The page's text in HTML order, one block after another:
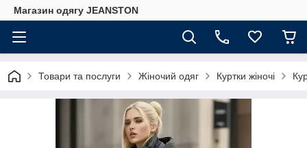
Магазин одягу JEANSTON
Товари та послуги Жіночий одяг Куртки жіночі